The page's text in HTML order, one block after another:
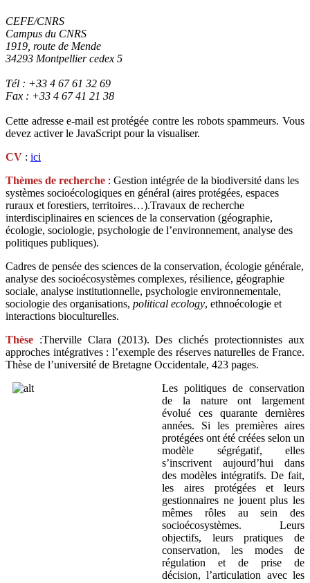
CEFE/CNRS
Campus du CNRS
1919, route de Mende
34293 Montpellier cedex 5
Tél : +33 4 67 61 32 69
Fax : +33 4 67 41 21 38
Cette adresse e-mail est protégée contre les robots spammeurs. Vous
devez activer le JavaScript pour la visualiser.
CV : ici
Thèmes de recherche : Gestion intégrée de la biodiversité dans les
systèmes socioécologiques en général (aires protégées, espaces
ruraux et forestiers, territoires…).Travaux de recherche
interdisciplinaires en sciences de la conservation (géographie,
écologie, sociologie, psychologie de l’environnement, analyse des
politiques publiques).
Cadres de pensée des sciences de la conservation, écologie générale,
analyse des socioécosystèmes complexes, résilience, géographie
sociale, analyse institutionnelle, psychologie environnementale,
sociologie des organisations, political ecology, ethnoécologie et
interactions bioculturelles.
Thèse :Therville Clara (2013). Des clichés protectionnistes aux
approches intégratives : l’exemple des réserves naturelles de France.
Thèse de l’université de Bretagne Occidentale, 423 pages.
Les politiques de conservation
de la nature ont largement
évolué ces quarante dernières
années. Si les premières aires
protégées ont été créées selon un
modèle ségrégatif, elles
s’inscrivent aujourd’hui dans
des modèles intégratifs. De fait,
les aires protégées et leurs
gestionnaires ne jouent plus les
mêmes rôles au sein des
socioécosystèmes. Leurs
objectifs, leurs pratiques de
conservation, les modes de
régulation et de prise de
décision, l’articulation avec les